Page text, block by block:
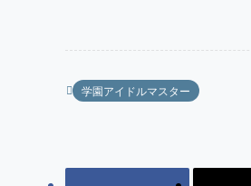
学園アイドルマスター